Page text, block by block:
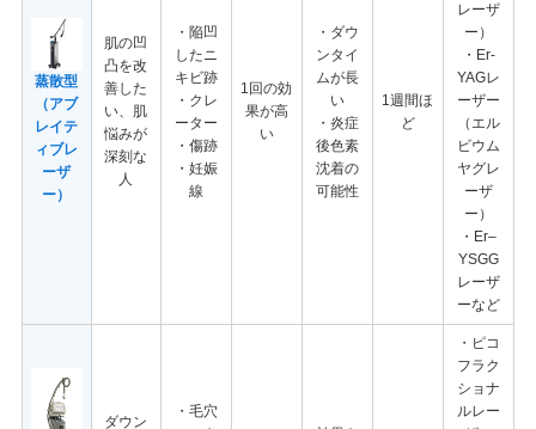
蒸散型
（アブ
レイテ
ィブレ
ーザ
ー）
肌の凹
凸を改
善した
い、肌
悩みが
深刻な
人
・陥凹
したニ
キビ跡
・クレ
ーター
・傷跡
・妊娠
線
1回の効
果が高
い
・ダウ
ンタイ
ムが長
い
・炎症
後色素
沈着の
可能性
1週間ほ
ど
レーザ
ー）
・Er-
YAGレ
ーザー
（エル
ビウム
ヤグレ
ーザ
ー）
・Er–
YSGG
レーザ
ーなど
ダウン
・毛穴
・ピコ
フラク
ショナ
ルレー